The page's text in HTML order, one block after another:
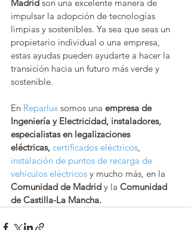
Madrid son una excelente manera de
impulsar la adopción de tecnologías
limpias y sostenibles. Ya sea que seas un
propietario individual o una empresa,
estas ayudas pueden ayudarte a hacer la
transición hacia un futuro más verde y
sostenible.
En Reparlux somos una empresa de
Ingeniería y Electricidad, instaladores,
especialistas en legalizaciones
eléctricas, certificados eléctricos,
instalación de puntos de recarga de
vehículos eléctricos y mucho más, en la
Comunidad de Madrid y la Comunidad
de Castilla-La Mancha.